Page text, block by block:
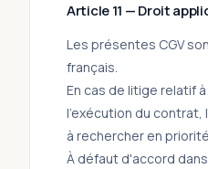
Article 11 — Droit
Les présentes CGV
français.
En cas de litige relatif
l'exécution du
à rechercher en
À défaut d'accord